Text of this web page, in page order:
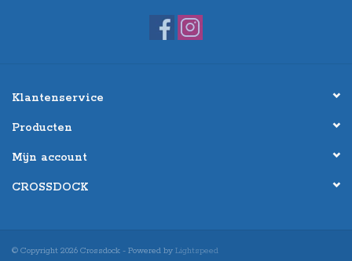
Klantenservice
Producten
Mijn account
CROSSDOCK
© Copyright 2026 Crossdock - Powered by Lightspeed